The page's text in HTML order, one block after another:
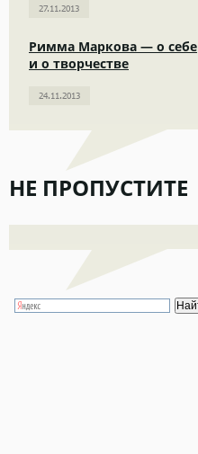
27.11.2013
Римма Маркова — о себе
и о творчестве
24.11.2013
НЕ ПРОПУСТИТЕ